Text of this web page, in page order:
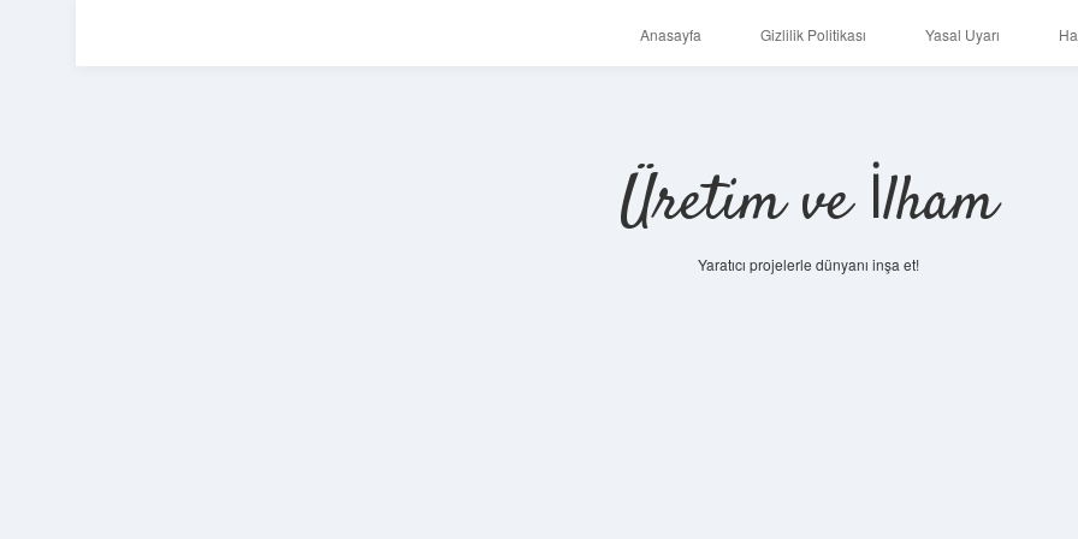
Anasayfa Gizlilik Politikası Yasal Uyarı
Üretim ve İlham
Yaratıcı projelerle dünyanı inşa et!